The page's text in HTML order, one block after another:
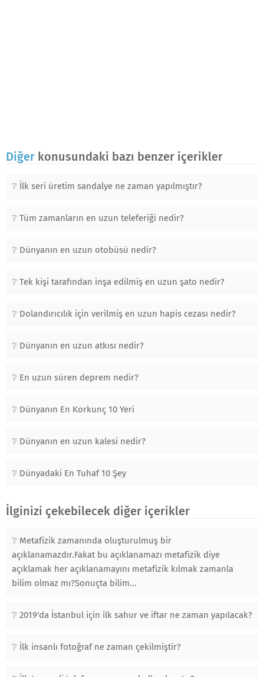
Diğer konusundaki bazı benzer içerikler
İlk seri üretim sandalye ne zaman yapılmıştır?
Tüm zamanların en uzun teleferiği nedir?
Dünyanın en uzun otobüsü nedir?
Tek kişi tarafından inşa edilmiş en uzun şato nedir?
Dolandırıcılık için verilmiş en uzun hapis cezası nedir?
Dünyanın en uzun atkısı nedir?
En uzun süren deprem nedir?
Dünyanın En Korkunç 10 Yeri
Dünyanın en uzun kalesi nedir?
Dünyadaki En Tuhaf 10 Şey
İlginizi çekebilecek diğer içerikler
Metafizik zamanında oluşturulmuş bir
açıklanamazdır.Fakat bu açıklanamazı metafizik diye
açıklamak her açıklanamayını metafizik kılmak zamanla
bilim olmaz mı?Sonuçta bilim...
2019'da İstanbul için ilk sahur ve iftar ne zaman yapılacak?
İlk insanlı fotoğraf ne zaman çekilmiştir?